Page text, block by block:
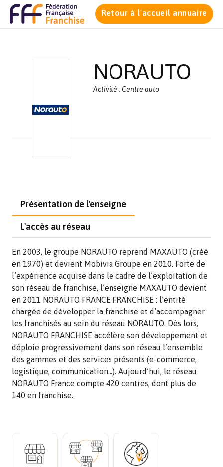
Retour à l'accueil annuaire
NORAUTO
Activité : Centre auto
Présentation de l'enseigne
L'accès au réseau
En 2003, le groupe NORAUTO reprend MAXAUTO (créé
en 1970) et devient Mobivia Groupe en 2010. Forte de
l’expérience acquise dans le cadre de l’exploitation de
son réseau de franchise, l’enseigne MAXAUTO devient
en 2011 NORAUTO FRANCE FRANCHISE : l’entité
chargée de développer la franchise et d’accompagner
les franchisés au sein du réseau NORAUTO. Dès lors,
NORAUTO FRANCHISE accélère son développement et
déploie progressivement dans son réseau l’ensemble
des gammes et des services présents (e-commerce,
logistique, communication…). Aujourd’hui, le réseau
NORAUTO France compte 420 centres, dont plus de
140 en franchise.